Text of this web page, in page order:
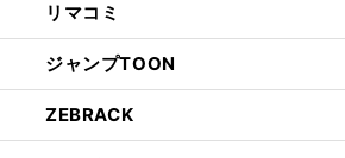
リマコミ
ジャンプTOON
ZEBRACK